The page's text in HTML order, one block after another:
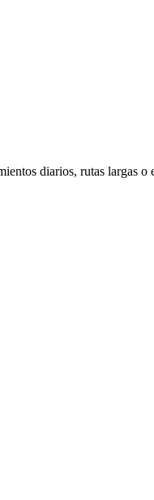
diarios, rutas largas o